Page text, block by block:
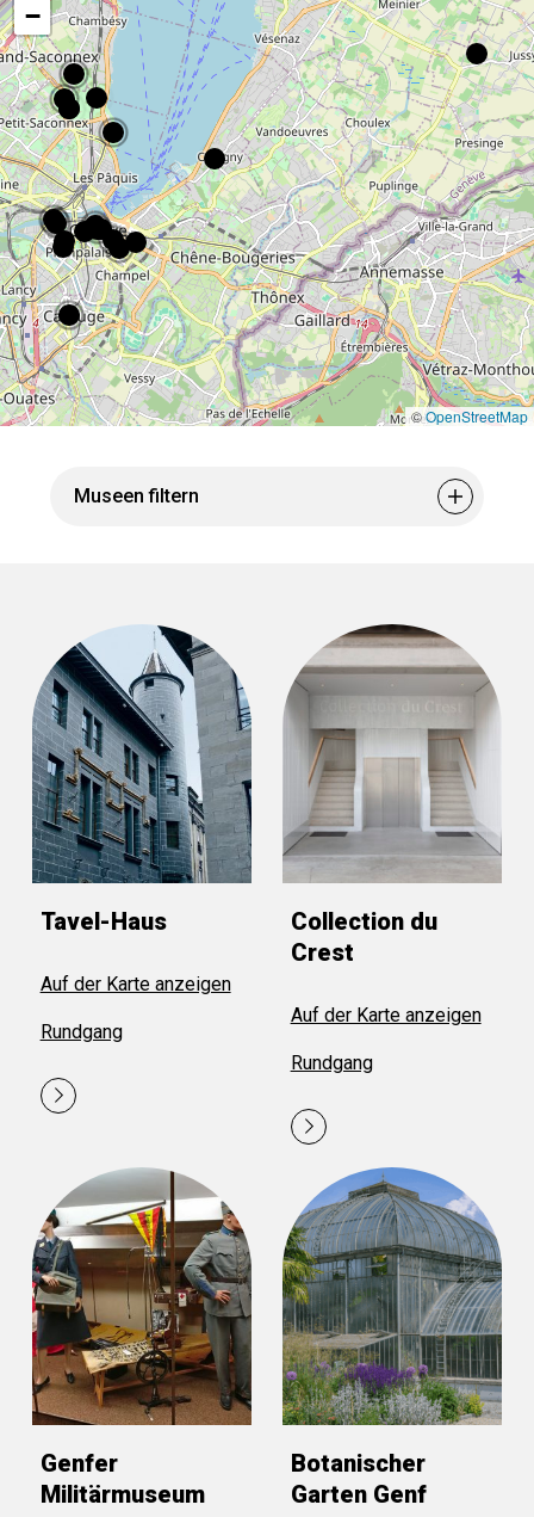
−
©OpenStreetMap
Museen filtern
Pâquis - Sécheron
Plainpalais - Jonction
Champel
Eaux-Vives - Cité
Jussy
Tavel-Haus
Auf der Karte anzeigen
Rundgang
Collection du
Crest
Auf der Karte anzeigen
Rundgang
Genfer
Militärmuseum
Botanischer
Garten Genf